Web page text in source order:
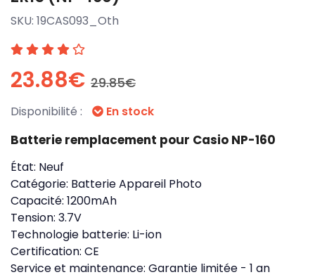
SKU: 19CAS093_Oth
23.88€ 29.85€
Disponibilité : En stock
Batterie remplacement pour Casio NP-160
État: Neuf
Catégorie: Batterie Appareil Photo
Capacité: 1200mAh
Tension: 3.7V
Technologie batterie: Li-ion
Certification: CE
Service et maintenance: Garantie limitée - 1 an